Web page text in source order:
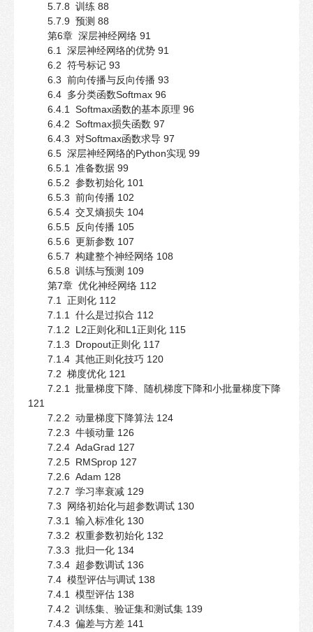
5.7.8 训练 88
5.7.9 预测 88
第6章 深层神经网络 91
6.1 深层神经网络的优势 91
6.2 符号标记 93
6.3 前向传播与反向传播 93
6.4 多分类函数Softmax 96
6.4.1 Softmax函数的基本原理 96
6.4.2 Softmax损失函数 97
6.4.3 对Softmax函数求导 97
6.5 深层神经网络的Python实现 99
6.5.1 准备数据 99
6.5.2 参数初始化 101
6.5.3 前向传播 102
6.5.4 交叉熵损失 104
6.5.5 反向传播 105
6.5.6 更新参数 107
6.5.7 构建整个神经网络 108
6.5.8 训练与预测 109
第7章 优化神经网络 112
7.1 正则化 112
7.1.1 什么是过拟合 112
7.1.2 L2正则化和L1正则化 115
7.1.3 Dropout正则化 117
7.1.4 其他正则化技巧 120
7.2 梯度优化 121
7.2.1 批量梯度下降、随机梯度下降和小批量梯度下降
121
7.2.2 动量梯度下降算法 124
7.2.3 牛顿动量 126
7.2.4 AdaGrad 127
7.2.5 RMSprop 127
7.2.6 Adam 128
7.2.7 学习率衰减 129
7.3 网络初始化与超参数调试 130
7.3.1 输入标准化 130
7.3.2 权重参数初始化 132
7.3.3 批归一化 134
7.3.4 超参数调试 136
7.4 模型评估与调试 138
7.4.1 模型评估 138
7.4.2 训练集、验证集和测试集 139
7.4.3 偏差与方差 141